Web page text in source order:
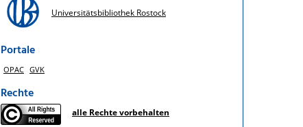
Universitätsbibliothek Rostock
Portale
OPAC GVK
Rechte
alle Rechte vorbehalten